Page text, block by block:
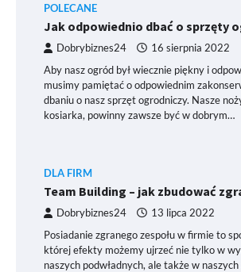
POLECANE
Jak odpowiednio dbać o sprzęty
Dobrybiznes24 16 sierpnia 2022
Aby nasz ogród był wiecznie piękny i
musimy pamiętać o odpowiednim
dbaniu o nasz sprzęt ogrodniczy. Nasze
kosiarka, powinny zawsze być w dobrym…
DLA FIRM
Team Building – jak zbudować
Dobrybiznes24 13 lipca 2022
Posiadanie zgranego zespołu w firmie to
której efekty możemy ujrzeć nie tylko w
naszych podwładnych, ale także w